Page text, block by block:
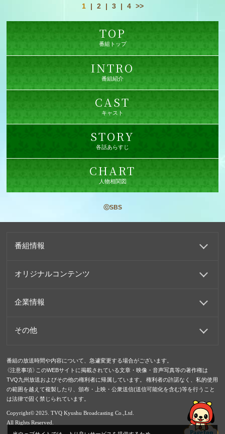
1| 2| 3| 4 >>
TOP
番組トップ
INTRO
番組紹介
CAST
キャスト
STORY
各話あらすじ
CHART
人物相関図
ⓒSBS
番組情報
オリジナルコンテンツ
企業情報
その他
番組の放送時間や内容について、急遽変更する場合がございます。
《注意事項》このWEBサイトに掲載されている文章・映像・音声写真等の著作権は
TVQ九州放送およびその他の権利者に帰属しています。 権利者の許諾なく、私的使用
の範囲を越えて複製したり、頒布・上映・公衆送信(送信可能化を含む)等を行うこと
は法律で固く禁じられています。
Copyright© 2025. TVQ Kyushu Broadcasting Co.,Ltd.
All Rights Reserved.